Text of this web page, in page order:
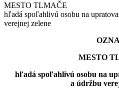
MESTO TLMAČE
hľadá spoľahlivú osobu na
verejnej zelene
MESTO
hľadá spoľahlivú osobu na
a údržbu